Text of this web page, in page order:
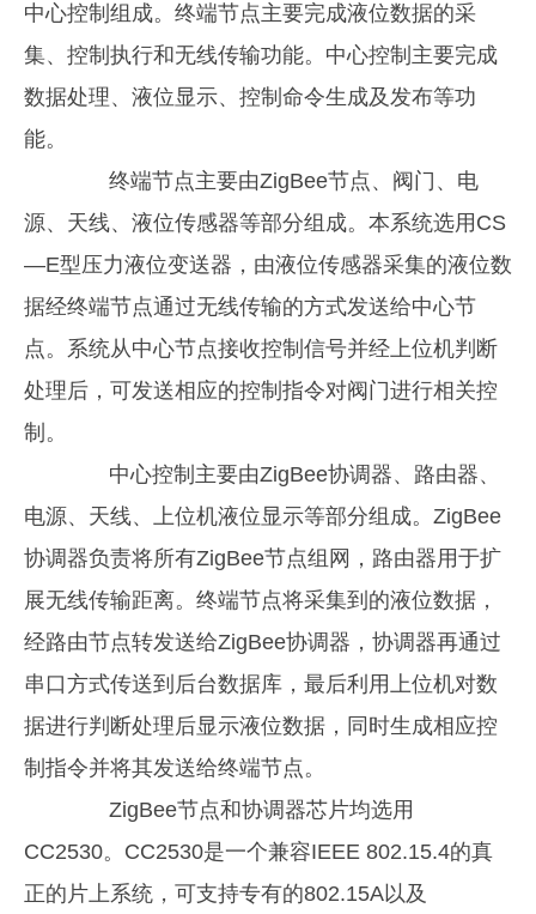
中心控制组成。终端节点主要完成液位数据的采
集、控制执行和无线传输功能。中心控制主要完成
数据处理、液位显示、控制命令生成及发布等功
能。
终端节点主要由ZigBee节点、阀门、电
源、天线、液位传感器等部分组成。本系统选用CS
—E型压力液位变送器，由液位传感器采集的液位数
据经终端节点通过无线传输的方式发送给中心节
点。系统从中心节点接收控制信号并经上位机判断
处理后，可发送相应的控制指令对阀门进行相关控
制。
中心控制主要由ZigBee协调器、路由器、
电源、天线、上位机液位显示等部分组成。ZigBee
协调器负责将所有ZigBee节点组网，路由器用于扩
展无线传输距离。终端节点将采集到的液位数据，
经路由节点转发送给ZigBee协调器，协调器再通过
串口方式传送到后台数据库，最后利用上位机对数
据进行判断处理后显示液位数据，同时生成相应控
制指令并将其发送给终端节点。
ZigBee节点和协调器芯片均选用
CC2530。CC2530是一个兼容IEEE 802.15.4的真
正的片上系统，可支持专有的802.15A以及